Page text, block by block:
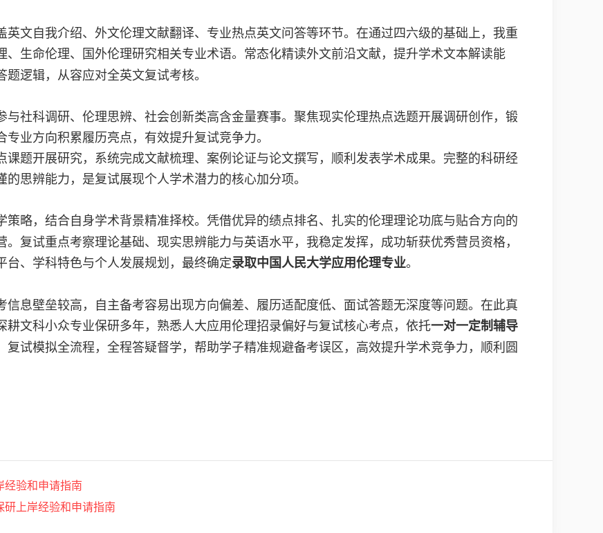
文自我介绍、外文伦理文献翻译、专业热点英文问答等环节。在通过四六级的基础上，我重
、生命伦理、国外伦理研究相关专业术语。常态化精读外文前沿文献，提升学术文本解读能
逻辑，从容应对全英文复试考核。
社科调研、伦理思辨、社会创新类高含金量赛事。聚焦现实伦理热点选题开展调研创作，锻
业方向积累履历亮点，有效提升复试竞争力。
题开展研究，系统完成文献梳理、案例论证与论文撰写，顺利发表学术成果。完整的科研经
思辨能力，是复试展现个人学术潜力的核心加分项。
策略，结合自身学术背景精准择校。凭借优异的绩点排名、扎实的伦理理论功底与贴合方向的
复试重点考察理论基础、现实思辨能力与英语水平，我稳定发挥，成功斩获优秀营员资格，
、学科特色与个人发展规划，最终确定录取中国人民大学应用伦理专业。
息壁垒较高，自主备考容易出现方向偏差、履历适配度低、面试答题无深度等问题。在此真
耕文科小众专业保研多年，熟悉人大应用伦理招录偏好与复试核心考点，依托一对一定制辅导
试模拟全流程，全程答疑督学，帮助学子精准规避备考误区，高效提升学术竞争力，顺利圆
经验和申请指南
研上岸经验和申请指南